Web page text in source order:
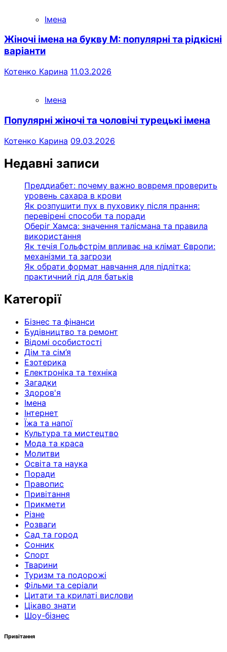
Імена
Жіночі імена на букву М: популярні та рідкісні
варіанти
Котенко Карина 11.03.2026
Імена
Популярні жіночі та чоловічі турецькі імена
Котенко Карина 09.03.2026
Недавні записи
Преддиабет: почему важно вовремя проверить
уровень сахара в крови
Як розпушити пух в пуховику після прання:
перевірені способи та поради
Оберіг Хамса: значення талісмана та правила
використання
Як течія Гольфстрім впливає на клімат Європи:
механізми та загрози
Як обрати формат навчання для підлітка:
практичний гід для батьків
Категорії
Бізнес та фінанси
Будівництво та ремонт
Відомі особистості
Дім та сім’я
Езотерика
Електроніка та техніка
Загадки
Здоров'я
Імена
Інтернет
Їжа та напої
Культура та мистецтво
Мода та краса
Молитви
Освіта та наука
Поради
Правопис
Привітання
Прикмети
Різне
Розваги
Сад та город
Сонник
Спорт
Тварини
Туризм та подорожі
Фільми та серіали
Цитати та крилаті вислови
Цікаво знати
Шоу-бізнес
Привітання